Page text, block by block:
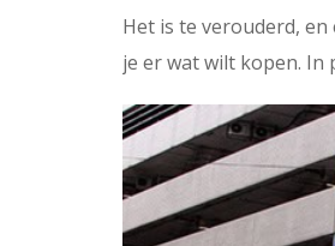
Het is te verouderd,
je er wat wilt kopen. In